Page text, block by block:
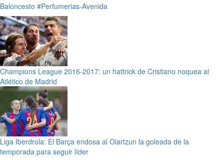
Baloncesto #Perfumerias-Avenida
Champions League 2016-2017: un hattrick de Cristiano noquea al
Atlético de Madrid
Liga Iberdrola: El Barça endosa al Oiartzun la goleada de la
temporada para seguir líder